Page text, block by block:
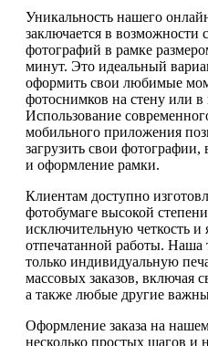
Уникальность нашего
заключается в возможности
фотографий в рамке
минут. Это идеальный
оформить свои любимые
фотоснимков на стену или в
Использование
мобильного приложения
загрузить свои
и оформление рамки.
Клиентам доступно
фотобумаге высокой
исключительную четкость и
отпечатанной работы. Наша
только индивидуальную
массовых заказов, включая
а также любые другие
Оформление заказа на
несколько простых шагов и